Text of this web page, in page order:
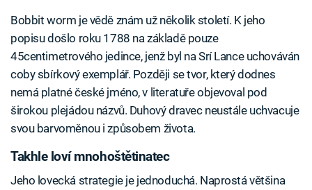
Bobbit worm je vědě znám už několik století. K jeho
popisu došlo roku 1788 na základě pouze
45centimetrového jedince, jenž byl na Srí Lance uchováván
coby sbírkový exemplář. Později se tvor, který dodnes
nemá platné české jméno, v literatuře objevoval pod
širokou plejádou názvů. Duhový dravec neustále uchvacuje
svou barvoměnou i způsobem života.
Takhle loví mnohoštětinatec
Jeho lovecká strategie je jednoduchá. Naprostá většina